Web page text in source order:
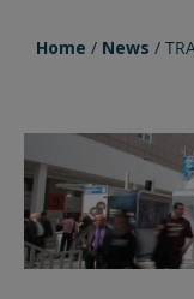
Home / News /